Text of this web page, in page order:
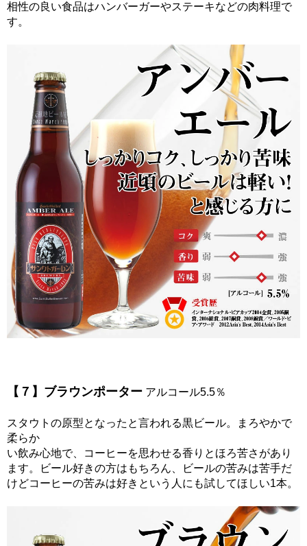
相性の良い食品はハンバーガーやステーキなどの肉料理で
す。
【７】ブラウンポーター アルコール5.5％
スタウトの原型となったと言われる黒ビール。まろやかで
柔らか
い飲み心地で、コーヒーを思わせる香りとほろ苦さがあり
ます。ビール好きの方はもちろん、ビールの苦みは苦手だ
けどコーヒーの苦みは好きという人にも試してほしい1本。